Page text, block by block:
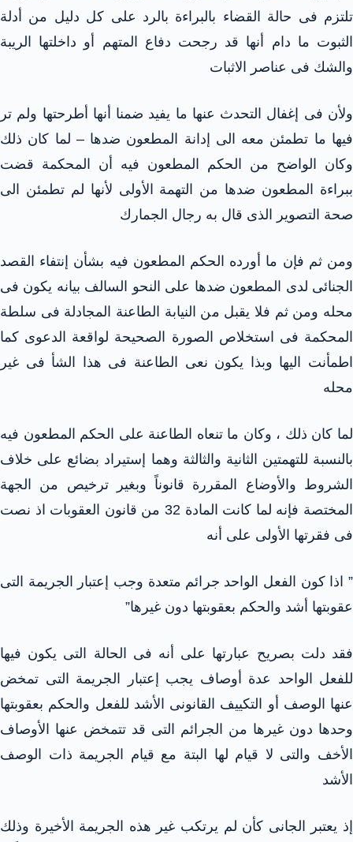
تلتزم فى حالة القضاء بالبراءة بالرد على كل دليل من أدلة
الثبوت ما دام أنها قد رجحت دفاع المتهم أو داخلتها الريبة
والشك فى عناصر الاثبات
ولأن فى إغفال التحدث عنها ما يفيد ضمنا أنها أطرحتها ولم تر
فيها ما تطمئن معه الى إدانة المطعون ضدها – لما كان ذلك
وكان الواضح من الحكم المطعون فيه أن المحكمة قضت
ببراءة المطعون ضدها من التهمة الأولى لأنها لم تطمئن الى
صحة التصوير الذى قال به رجال الجمارك
ومن ثم فإن ما أورده الحكم المطعون فيه بشأن إنتفاء القصد
الجنائى لدى المطعون ضدها على النحو السالف بيانه يكون فى
محله ومن ثم فلا يقبل من النيابة الطاعنة المجادلة فى سلطة
المحكمة فى استخلاص الصورة الصحيحة لواقعة الدعوى كما
اطمأنت اليها وبذا يكون نعى الطاعنة فى هذا الشأ فى غير
محله
لما كان ذلك ، وكان ما تنعاه الطاعنة على الحكم المطعون فيه
بالنسبة للتهمتين الثانية والثالثة وهما إستيراد بضائع على خلاف
الشروط والأوضاع المقررة قانوناً وبغير ترخيص من الجهة
المختصة فإنه لما كانت المادة 32 من قانون العقوبات اذ نصت
فى فقرتها الأولى على أنه
” اذا كون الفعل الواحد جرائم متعدة وجب إعتبار الجريمة التى
عقوبتها أشد والحكم بعقوبتها دون غيرها”
فقد دلت بصريح عبارتها على أنه فى الحالة التى يكون فيها
للفعل الواحد عدة أوصاف يجب إعتبار الجريمة التى تمخض
عنها الوصف أو التكييف القانونى الأشد للفعل والحكم بعقوبتها
وحدها دون غيرها من الجرائم التى قد تتمخض عنها الأوصاف
الأخف والتى لا قيام لها البتة مع قيام الجريمة ذات الوصف
الأشد
إذ يعتبر الجانى كأن لم يرتكب غير هذه الجريمة الأخيرة وذلك